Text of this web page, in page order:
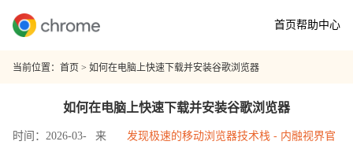
首页帮助中心
当前位置： 首页 > 如何在电脑上快速下载并安装谷歌浏览器
如何在电脑上快速下载并安装谷歌浏览器
时间：2026-03-
来
发现极速的移动浏览器技术栈 - 内融视界官